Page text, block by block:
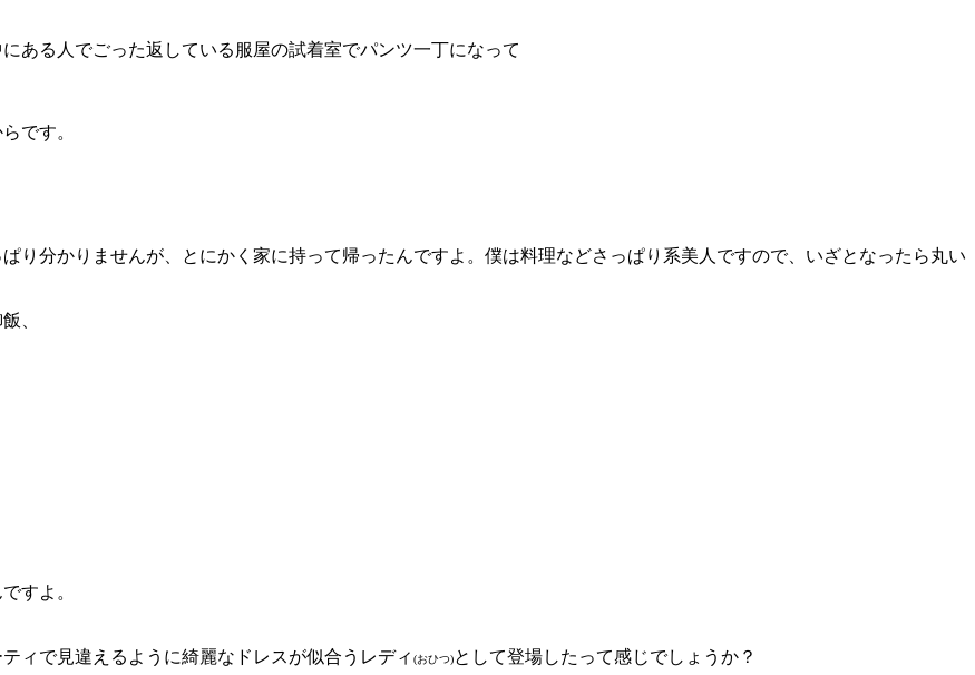
ある人でごった返している服屋の試着室でパンツ一丁になって
です。
り分かりませんが、とにかく家に持って帰ったんですよ。僕は料理などさっぱり系美人ですので、いざとなったら丸い
、
すよ。
ィで見違えるように綺麗なドレスが似合うレディ (おひつ)として登場したって感じでしょうか？